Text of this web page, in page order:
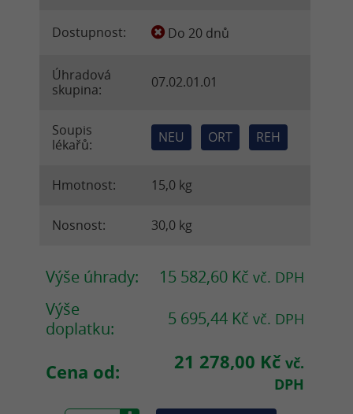
Dostupnost: Do 20 dnů
Úhradová
skupina:
07.02.01.01
Soupis
lékařů:
NEU ORT REH
Hmotnost: 15,0 kg
Nosnost: 30,0 kg
Výše úhrady: 15 582,60 Kč vč. DPH
Výše
doplatku:
5 695,44 Kč vč. DPH
Cena od: 21 278,00 Kč vč.
DPH